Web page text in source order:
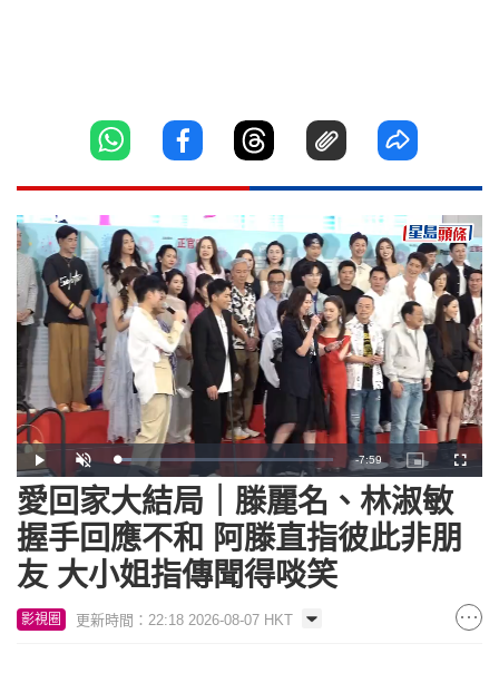
Play UnmuteLoaded:
6.73%
Remaining
Time
-7:59
Picture-
in-
Picture
愛回家大結局｜滕麗名、林淑敏
握手回應不和 阿滕直指彼此非朋
友 大小姐指傳聞得啖笑
影視圈 更新時間：22:18 2026-08-07 HKT